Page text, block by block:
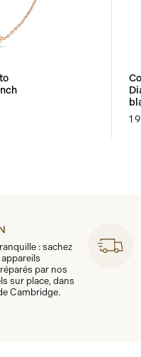
1
: sachez
par nos
sur place, dans
Cambridge.